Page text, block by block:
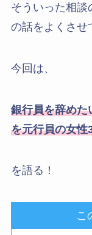
そういった相談
の話をよくさせ
今回は、
銀行員を辞めた
を元行員の女性
を語る！
こ